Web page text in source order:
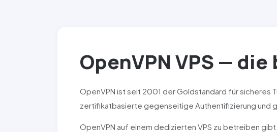
OpenVPNVPS — die
OpenVPN ist seit 2001 der Goldstandard für sicheres
zertifikatbasierte gegenseitige Authentifizierung und
OpenVPN auf einem dedizierten VPS zu betreiben